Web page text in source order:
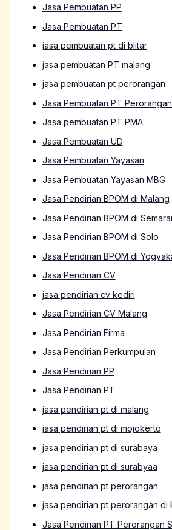
Jasa Pembuatan PP
Jasa Pembuatan PT
jasa pembuatan pt di blitar
jasa pembuatan PT malang
jasa pembuatan pt perorangan
Jasa Pembuatan PT
Jasa pembuatan PT PMA
Jasa Pembuatan UD
Jasa Pembuatan Yayasan
Jasa Pembuatan Yayasan MBG
Jasa Pendirian BPOM di Malang
Jasa Pendirian BPOM di
Jasa Pendirian BPOM di Solo
Jasa Pendirian BPOM di
Jasa Pendirian CV
jasa pendirian cv kediri
Jasa Pendirian CV Malang
Jasa Pendirian Firma
Jasa Pendirian Perkumpulan
Jasa Pendirian PP
Jasa Pendirian PT
jasa pendirian pt di malang
jasa pendirian pt di mojokerto
jasa pendirian pt di surabaya
jasa pendirian pt di surabyaa
jasa pendirian pt perorangan
jasa pendirian pt perorangan di
Jasa Pendirian PT Perorangan